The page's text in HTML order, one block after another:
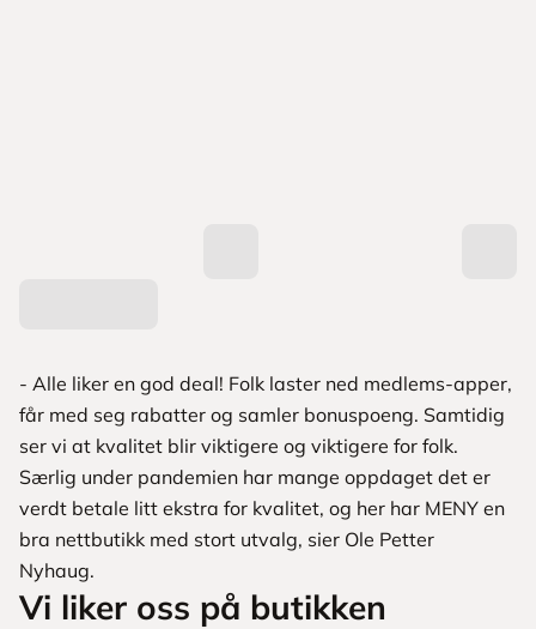
- Alle liker en god deal! Folk laster ned medlems-apper,
får med seg rabatter og samler bonuspoeng. Samtidig
ser vi at kvalitet blir viktigere og viktigere for folk.
Særlig under pandemien har mange oppdaget det er
verdt betale litt ekstra for kvalitet, og her har MENY en
bra nettbutikk med stort utvalg, sier Ole Petter
Nyhaug.
Vi liker oss på butikken